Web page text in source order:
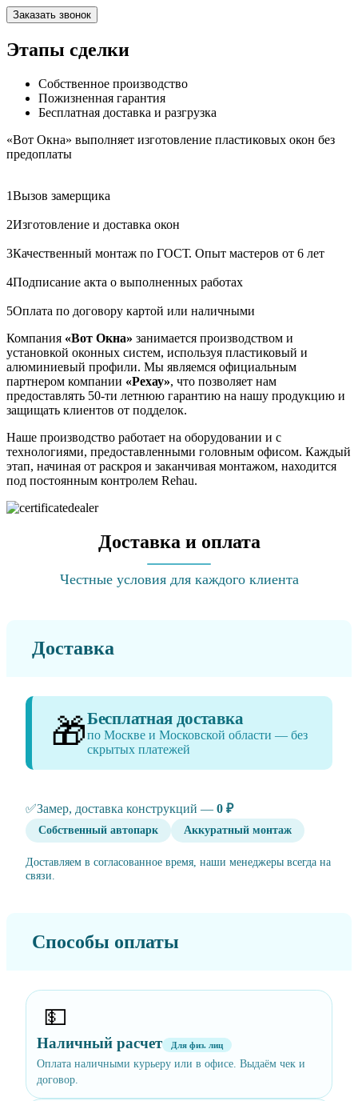
Заказать звонок
Этапы сделки
Собственное производство
Пожизненная гарантия
Бесплатная доставка и разгрузка
«Вот Окна» выполняет изготовление пластиковых окон без
предоплаты
1Вызов замерщика
2Изготовление и доставка окон
3Качественный монтаж по ГОСТ. Опыт мастеров от 6 лет
4Подписание акта о выполненных работах
5Оплата по договору картой или наличными
Компания «Вот Окна» занимается производством и
установкой оконных систем, используя пластиковый и
алюминиевый профили. Мы являемся официальным
партнером компании «Рехау», что позволяет нам
предоставлять 50-ти летнюю гарантию на нашу продукцию и
защищать клиентов от подделок.
Наше производство работает на оборудовании и с
технологиями, предоставленными головным офисом. Каждый
этап, начиная от раскроя и заканчивая монтажом, находится
под постоянным контролем Rehau.
Доставка и оплата
Честные условия для каждого клиента
Доставка
🎁Бесплатная доставка
по Москве и Московской области — без
скрытых платежей
✅Замер, доставка конструкций — 0 ₽
Собственный автопарк Аккуратный монтаж
Доставляем в согласованное время, наши менеджеры всегда на
связи.
Способы оплаты
💵
Наличный расчет Для физ. лиц
Оплата наличными курьеру или в офисе. Выдаём чек и
договор.